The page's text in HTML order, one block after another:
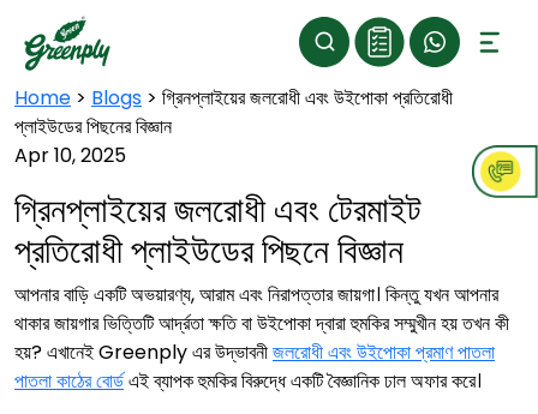
Home > Blogs > গ্রিনপ্লাইয়ের জলরোধী এবং উইপোকা প্রতিরোধী
প্লাইউডের পিছনের বিজ্ঞান
Apr 10, 2025
গ্রিনপ্লাইয়ের জলরোধী এবং টেরমাইট
প্রতিরোধী প্লাইউডের পিছনে বিজ্ঞান
আপনার বাড়ি একটি অভয়ারণ্য, আরাম এবং নিরাপত্তার জায়গা। কিন্তু যখন আপনার
থাকার জায়গার ভিত্তিটি আর্দ্রতা ক্ষতি বা উইপোকা দ্বারা হুমকির সম্মুখীন হয় তখন কী
হয়? এখানেই Greenply এর উদ্ভাবনীজলরোধী এবং উইপোকা প্রমাণ পাতলা
পাতলা কাঠের বোর্ডএই ব্যাপক হুমকির বিরুদ্ধে একটি বৈজ্ঞানিক ঢাল অফার করে।